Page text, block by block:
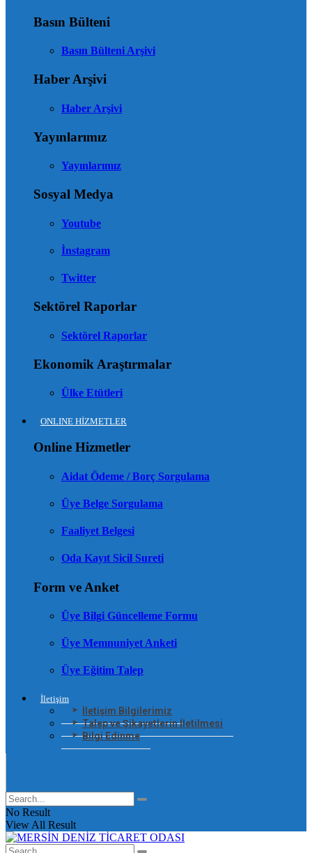
Basın Bülteni
Basın Bülteni Arşivi
Haber Arşivi
Haber Arşivi
Yayınlarımız
Yayınlarımız
Sosyal Medya
Youtube
İnstagram
Twitter
Sektörel Raporlar
Sektörel Raporlar
Ekonomik Araştırmalar
Ülke Etütleri
ONLINE HİZMETLER
Online Hizmetler
Aidat Ödeme / Borç Sorgulama
Üye Belge Sorgulama
Faaliyet Belgesi
Oda Kayıt Sicil Sureti
Form ve Anket
Üye Bilgi Güncelleme Formu
Üye Memnuniyet Anketi
Üye Eğitim Talep
İletişim
İletişim Bilgilerimiz
Talep ve Şikayetlerin İletilmesi
Bilgi Edinme
No Result
View All Result